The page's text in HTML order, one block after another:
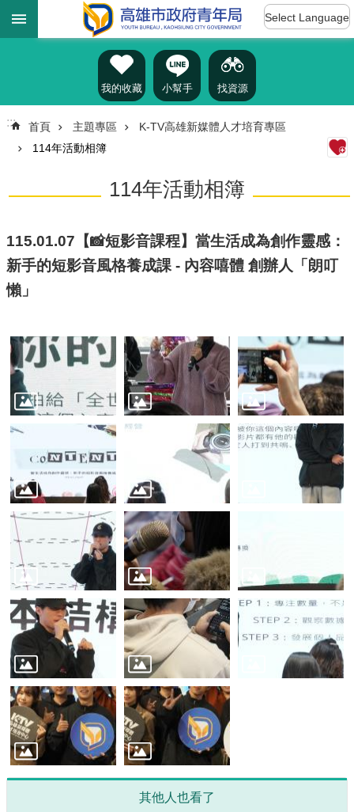
跳到主要內容區塊
訊
公
告
青
資
源
主
題
專
便
民
服
務
公
開
資
訊
網
站
導
覽
局
長
信
Select Language
我的收藏 小幫手 找資源
::: 首頁 主題專區
K-TV高雄新媒體人才培育專區
114年活動相簿
114年活動相簿
115.01.07【📸短影音課程】當生活成為創作靈感：
新手的短影音風格養成課 - 內容嘻體 創辦人「朗叮
懶」
其他人也看了